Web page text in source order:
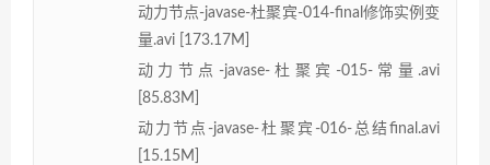
动力节点-javase-杜聚宾-014-final修饰实例变
量.avi [173.17M]
动力节点-javase-杜聚宾-015-常量.avi
[85.83M]
动力节点-javase-杜聚宾-016-总结final.avi
[15.15M]